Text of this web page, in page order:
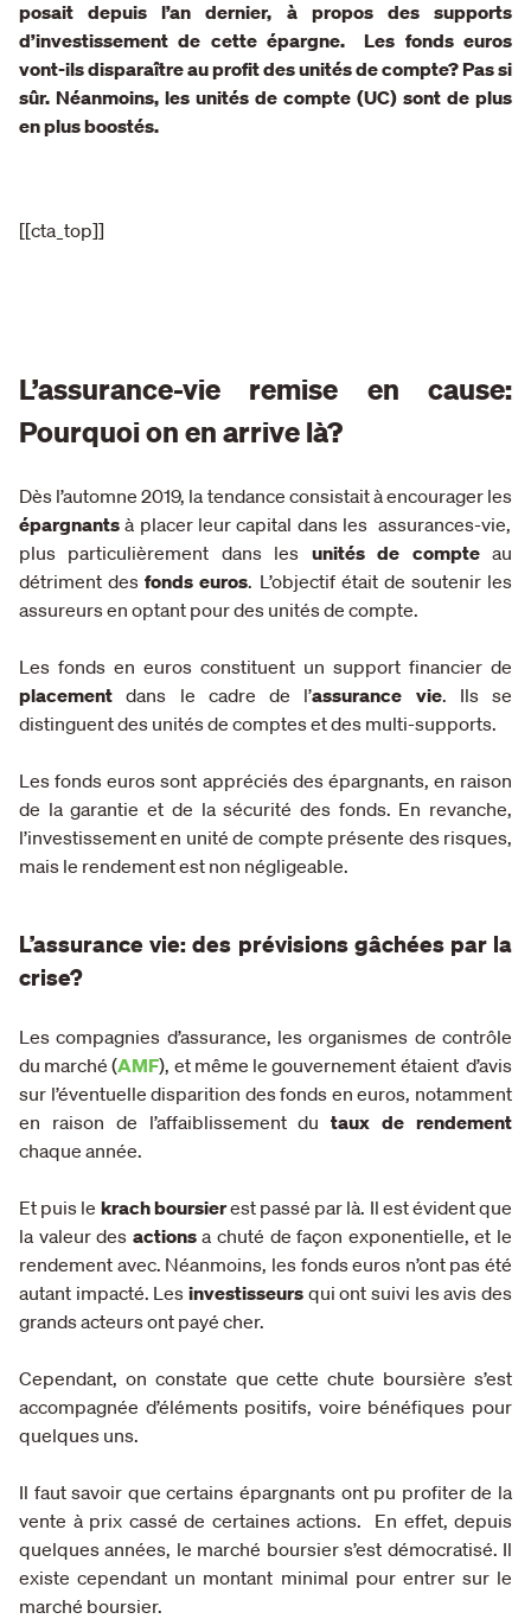
posait depuis l’an dernier, à propos des supports
d’investissement de cette épargne. Les fonds euros
vont-ils disparaître au profit des unités de compte? Pas si
sûr. Néanmoins, les unités de compte (UC) sont de plus
en plus boostés.
[[cta_top]]
L’assurance-vie remise en cause:
Pourquoi on en arrive là?
Dès l’automne 2019, la tendance consistait à encourager les
épargnants à placer leur capital dans les assurances-vie,
plus particulièrement dans les unités de compteau
détriment desfonds euros. L’objectif était de soutenir les
assureurs en optant pour des unités de compte.
Les fonds en euros constituent un support financier de
placement dans le cadre de l’assurance vie. Ils se
distinguent des unités de comptes et des multi-supports.
Les fonds euros sont appréciés des épargnants, en raison
de la garantie et de la sécurité des fonds. En revanche,
l’investissement en unité de compte présente des risques,
mais le rendement est non négligeable.
L’assurance vie: des prévisions gâchées par la
crise?
Les compagnies d’assurance, les organismes de contrôle
du marché (AMF), et même le gouvernement étaient d’avis
sur l’éventuelle disparition des fonds en euros, notamment
en raison de l’affaiblissement dutaux de rendement
chaque année.
Et puis le krach boursierest passé par là. Il est évident que
la valeur des actionsa chuté de façon exponentielle, et le
rendement avec. Néanmoins, les fonds euros n’ont pas été
autant impacté. Les investisseurs qui ont suivi les avis des
grands acteurs ont payé cher.
Cependant, on constate que cette chute boursière s’est
accompagnée d’éléments positifs, voire bénéfiques pour
quelques uns.
Il faut savoir que certains épargnants ont pu profiter de la
vente à prix cassé de certaines actions. En effet, depuis
quelques années, le marché boursier s’est démocratisé. Il
existe cependant un montant minimal pour entrer sur le
marché boursier.